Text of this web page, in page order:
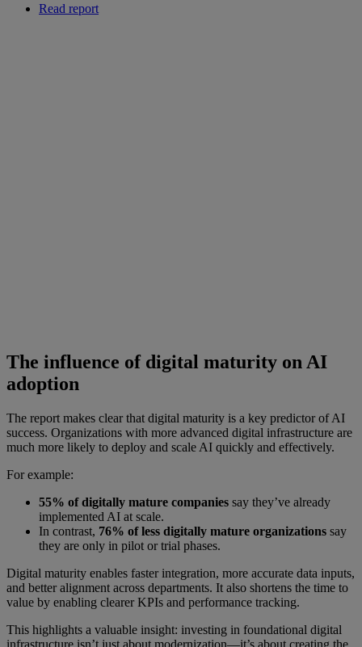
Read report
The influence of digital maturity on AI
adoption
The report makes clear that digital maturity is a key predictor of AI
success. Organizations with more advanced digital infrastructure are
much more likely to deploy and scale AI quickly and effectively.
For example:
55% of digitally mature companies say they’ve already
implemented AI at scale.
In contrast, 76% of less digitally mature organizations say
they are only in pilot or trial phases.
Digital maturity enables faster integration, more accurate data inputs,
and better alignment across departments. It also shortens the time to
value by enabling clearer KPIs and performance tracking.
This highlights a valuable insight: investing in foundational digital